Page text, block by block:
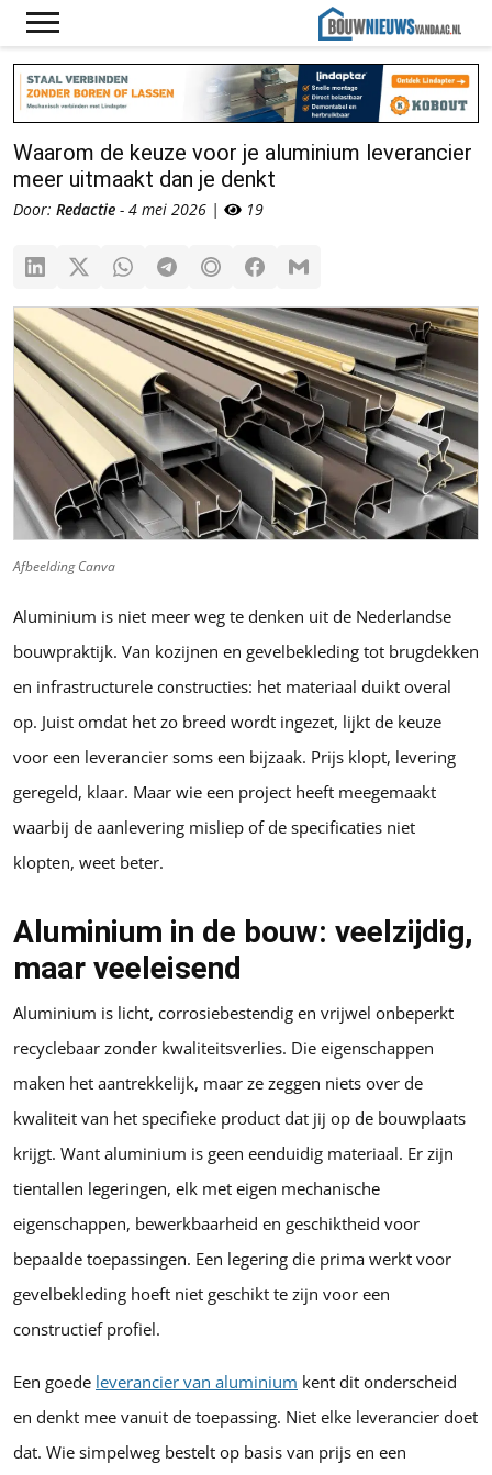
Waarom de keuze voor je aluminium leverancier
meer uitmaakt dan je denkt
Door: Redactie - 4 mei 2026 | 19
Afbeelding Canva
Aluminium is niet meer weg te denken uit de Nederlandse
bouwpraktijk. Van kozijnen en gevelbekleding tot brugdekken
en infrastructurele constructies: het materiaal duikt overal
op. Juist omdat het zo breed wordt ingezet, lijkt de keuze
voor een leverancier soms een bijzaak. Prijs klopt, levering
geregeld, klaar. Maar wie een project heeft meegemaakt
waarbij de aanlevering misliep of de specificaties niet
klopten, weet beter.
Aluminium in de bouw: veelzijdig,
maar veeleisend
Aluminium is licht, corrosiebestendig en vrijwel onbeperkt
recyclebaar zonder kwaliteitsverlies. Die eigenschappen
maken het aantrekkelijk, maar ze zeggen niets over de
kwaliteit van het specifieke product dat jij op de bouwplaats
krijgt. Want aluminium is geen eenduidig materiaal. Er zijn
tientallen legeringen, elk met eigen mechanische
eigenschappen, bewerkbaarheid en geschiktheid voor
bepaalde toepassingen. Een legering die prima werkt voor
gevelbekleding hoeft niet geschikt te zijn voor een
constructief profiel.
Een goede leverancier van aluminium kent dit onderscheid
en denkt mee vanuit de toepassing. Niet elke leverancier doet
dat. Wie simpelweg bestelt op basis van prijs en een